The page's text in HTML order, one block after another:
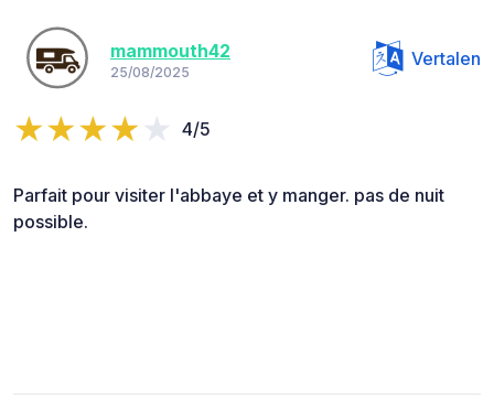
mammouth42
25/08/2025
Vertalen
4/5
Parfait pour visiter l'abbaye et y manger. pas de nuit
possible.